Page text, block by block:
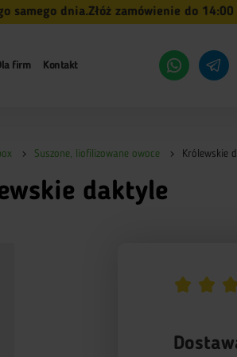
dnia.Złóż zamówienie do 14:00 (pn-
firm Kontakt
Suszone, liofilizowane owoce Królewskie
daktyle